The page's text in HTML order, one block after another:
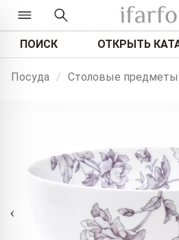
ПОИСК ОТКРЫТЬ
Посуда / Столовые предметы
‹